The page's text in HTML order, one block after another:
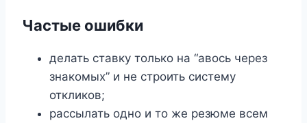
Частые ошибки
делать ставку только на “авось через
знакомых” и не строить систему
откликов;
рассылать одно и то же резюме всем